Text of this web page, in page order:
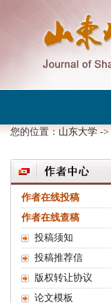
您的位置： 山东大学 ->
作者在线投稿
作者在线查稿
投稿须知
投稿推荐信
版权转让协议
论文模板